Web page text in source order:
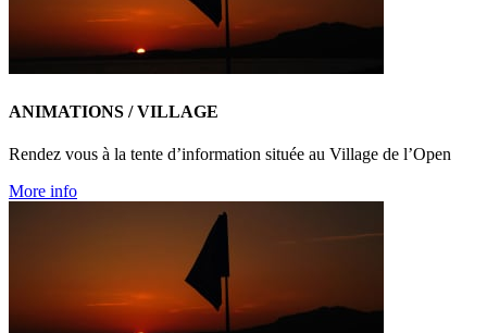
ANIMATIONS / VILLAGE
Rendez vous à la tente d’information située au Village de l’Open
More info